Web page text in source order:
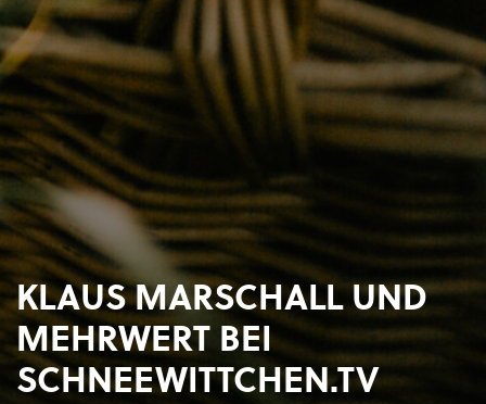
KLAUS MARSCHALL UND
MEHRWERT BEI
SCHNEEWITTCHEN.TV